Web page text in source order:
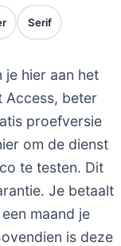
Serif
je hier aan het
Access, beter
proefversie
om de dienst
te testen. Dit
Je betaalt
maand je
is deze